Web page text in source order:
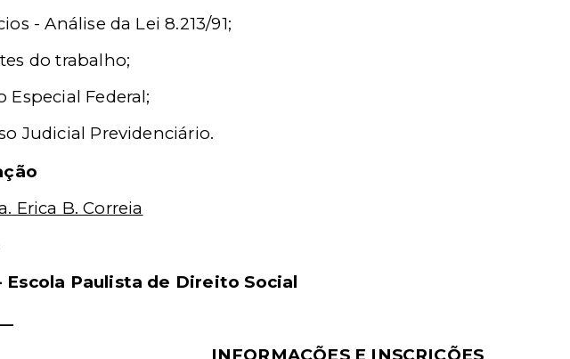
- Análise da Lei 8.213/91;
do trabalho;
Especial Federal;
Judicial Previdenciário.
Erica B. Correia
Escola Paulista de Direito Social